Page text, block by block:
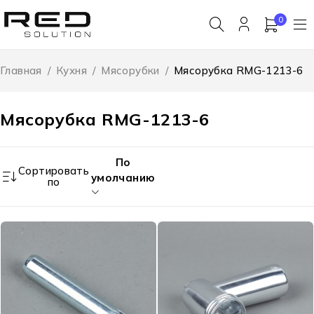
0
Мясорубка RMG-1213-6
Главная / Кухня / Мясорубки / Мясорубка RMG-1213-6
Сортировать
по
По
умолчанию